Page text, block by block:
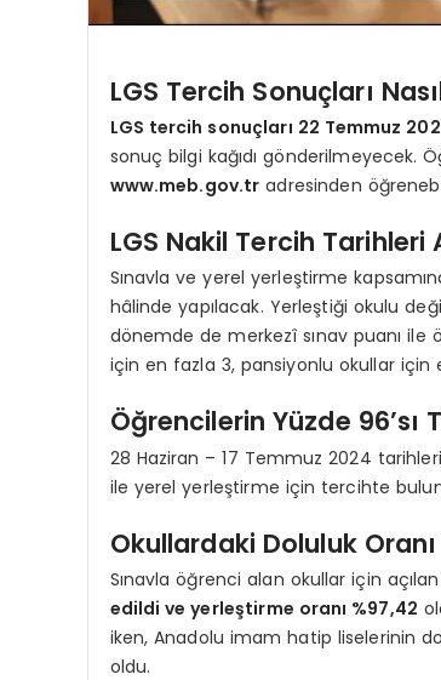
LGS Tercih Sonuçları
LGS tercih sonuçları 22 Temmuz
sonuç bilgi kağıdı gönderilmeyecek.
www.meb.gov.tr adresinden
LGS Nakil Tercih Tarihleri
Sınavla ve yerel yerleştirme
hâlinde yapılacak. Yerleştiği okulu
dönemde de merkezî sınav puanı
için en fazla 3, pansiyonlu okullar için
Öğrencilerin Yüzde
28 Haziran – 17 Temmuz 2024
ile yerel yerleştirme için tercihte
Okullardaki Doluluk
Sınavla öğrenci alan okullar için
edildi ve yerleştirme oranı %97,42
iken, Anadolu imam hatip liselerinin
oldu.